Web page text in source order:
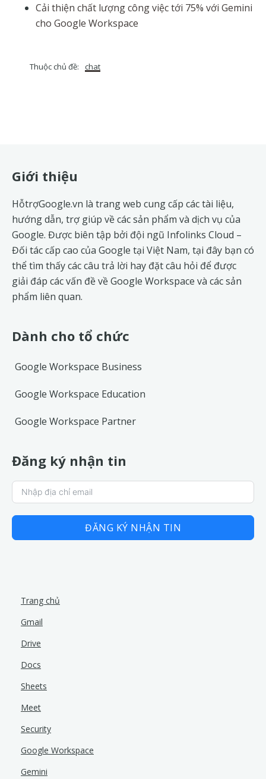
Cải thiện chất lượng công việc tới 75% với Gemini
cho Google Workspace
Thuộc chủ đề: chat
Footer
Giới thiệu
HỗtrợGoogle.vn là trang web cung cấp các tài liệu,
hướng dẫn, trợ giúp về các sản phẩm và dịch vụ của
Google. Được biên tập bởi đội ngũ Infolinks Cloud –
Đối tác cấp cao của Google tại Việt Nam, tại đây bạn có
thể tìm thấy các câu trả lời hay đặt câu hỏi để được
giải đáp các vấn đề vềGoogle Workspace và các sản
phẩm liên quan.
Dành cho tổ chức
Google Workspace Business
Google Workspace Education
Google Workspace Partner
Đăng ký nhận tin
ĐĂNG KÝ NHẬN TIN
Trang chủ
Gmail
Drive
Docs
Sheets
Meet
Security
Google Workspace
Gemini